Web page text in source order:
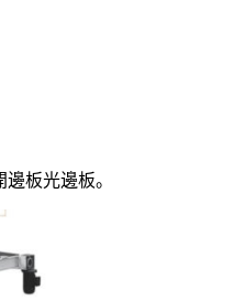
板光邊板。